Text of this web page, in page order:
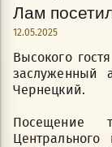
Лам
12.05.2025
Высокого
заслуженный
Чернецкий.
Посещение
Центрального